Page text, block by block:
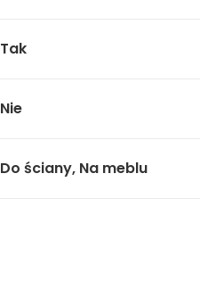
Tak
Nie
Do ściany, Na meblu